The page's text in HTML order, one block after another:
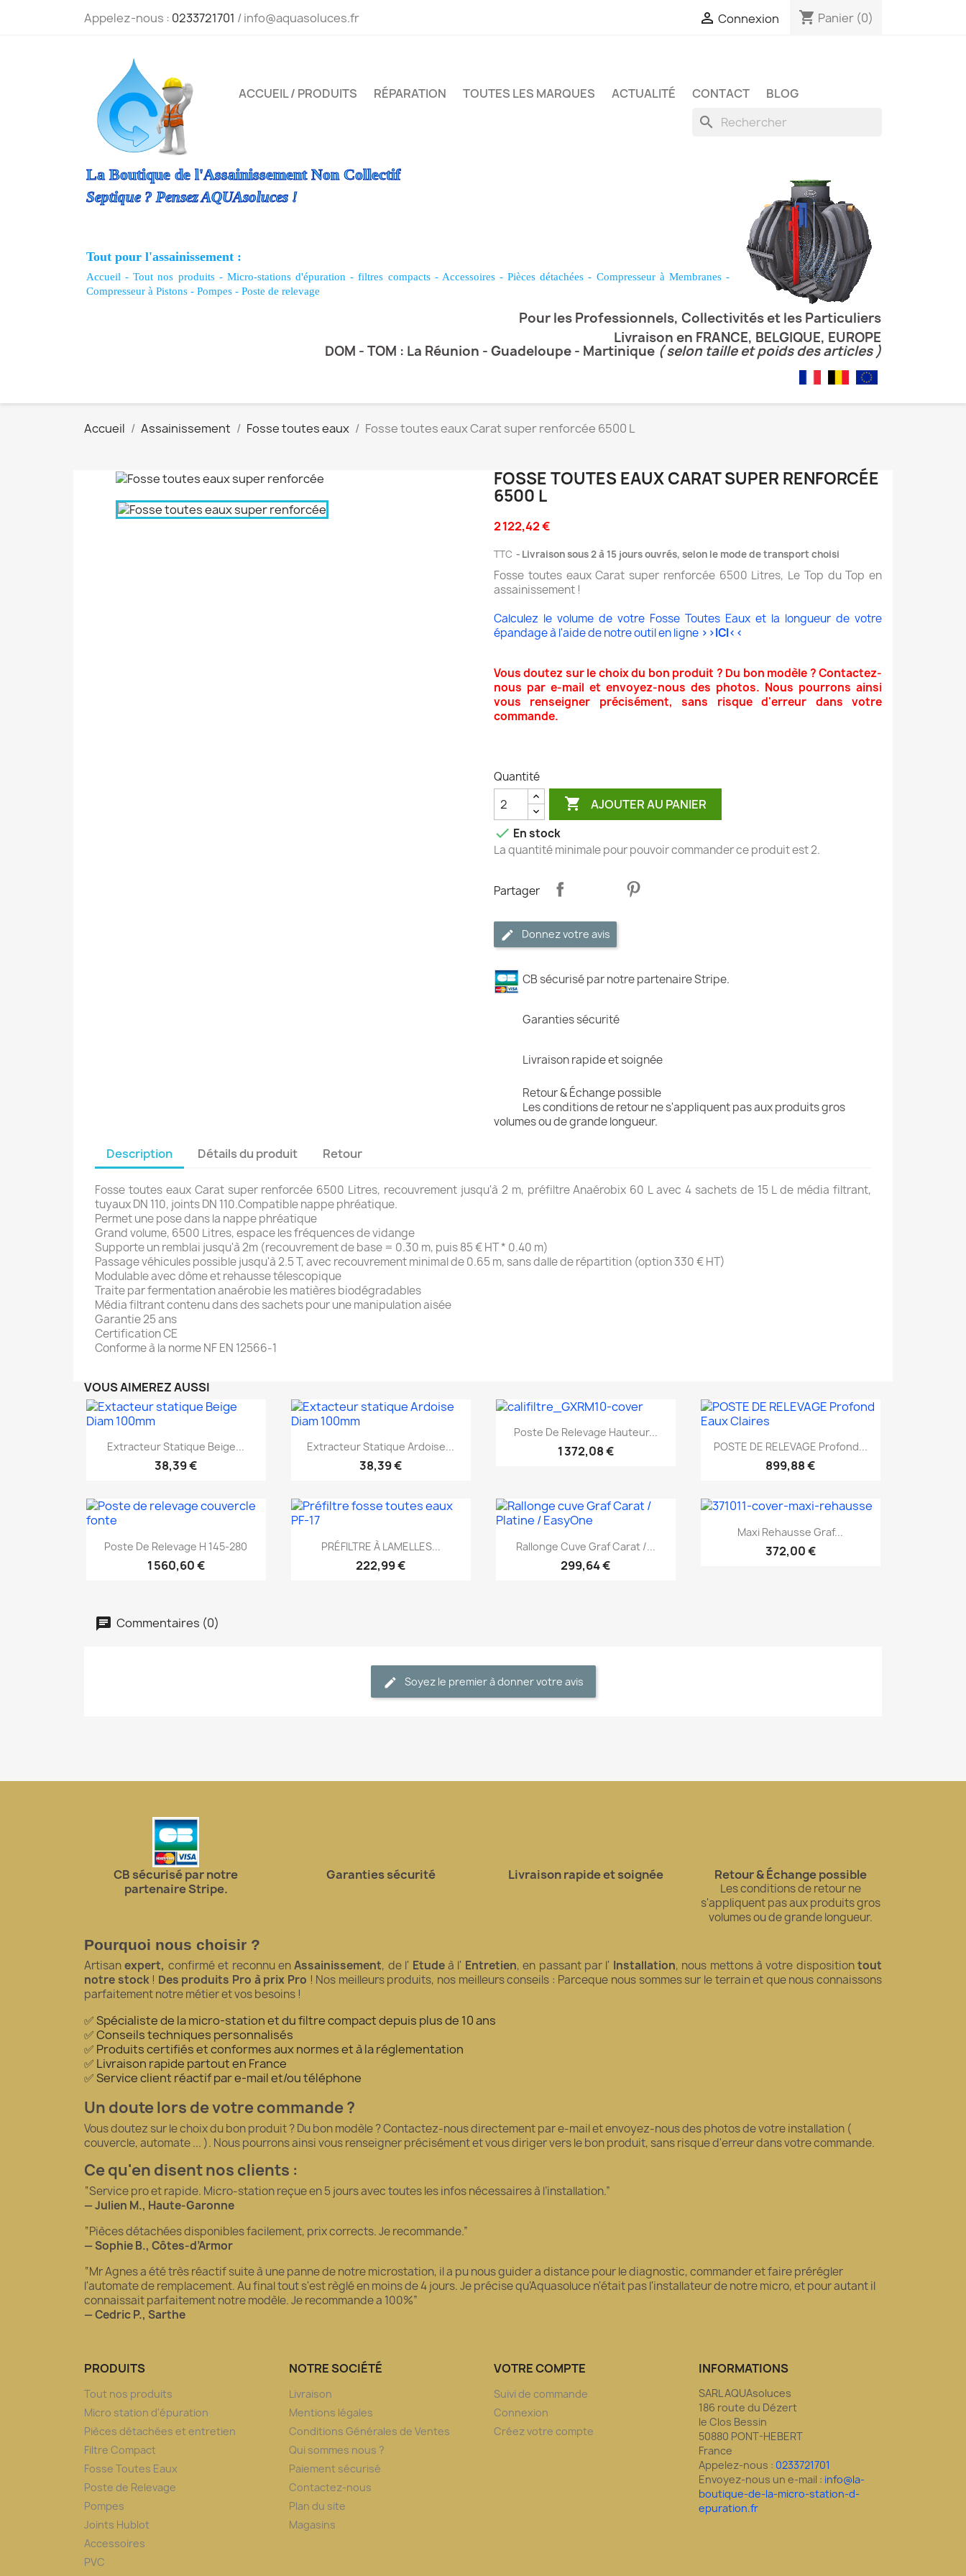
Appelez-nous : 0233721701 / info@aquasoluces.fr  Connexion shopping_cart Panier (0)
ACCUEIL / PRODUITS RÉPARATION TOUTES LES MARQUES ACTUALITÉ CONTACT BLOG
search
La Boutique de l'Assainissement Non Collectif
Septique ? Pensez AQUAsoluces !
Tout pour l'assainissement :
Accueil -Tout nos produits- Micro-stations d'épuration -filtres compacts- Accessoires-Pièces détachées - Compresseur à Membranes-
Compresseur à Pistons - Pompes - Poste de relevage
Pour les Professionnels, Collectivités et les Particuliers
Livraison en FRANCE, BELGIQUE, EUROPE
DOM - TOM : La Réunion - Guadeloupe - Martinique ( selon taille et poids des articles )
Accueil Assainissement Fosse toutes eaux Fosse toutes eaux Carat super renforcée 6500 L
FOSSE TOUTES EAUX CARAT SUPER RENFORCÉE
6500 L
2 122,42 €
TTC Livraison sous 2 à 15 jours ouvrés, selon le mode de transport choisi
Fosse toutes eaux Carat super renforcée 6500 Litres, Le Top du Top en
assainissement !
Calculez le volume de votre Fosse Toutes Eaux et la longueur de votre
épandage à l'aide de notre outil en ligne >>ICI<<
Vous doutez sur le choix du bon produit ? Du bon modèle ? Contactez-
nous par e-mail et envoyez-nous des photos. Nous pourrons ainsi
vous renseigner précisément, sans risque d'erreur dans votre
commande.
Quantité
 AJOUTER AU PANIER
 En stock
La quantité minimale pour pouvoir commander ce produit est 2.
Partager
Donnez votre avis
CB sécurisé par notre partenaire Stripe.
Garanties sécurité
Livraison rapide et soignée
Retour & Échange possible
Les conditions de retour ne s'appliquent pas aux produits gros
volumes ou de grande longueur.
Description Détails du produit Retour
Fosse toutes eaux Carat super renforcée 6500 Litres, recouvrement jusqu'à 2 m, préfiltre Anaérobix 60 L avec 4 sachets de 15 L de média filtrant,
tuyaux DN 110, joints DN 110.Compatible nappe phréatique.
Permet une pose dans la nappe phréatique
Grand volume, 6500 Litres, espace les fréquences de vidange
Supporte un remblai jusqu'à 2m (recouvrement de base = 0.30 m, puis 85 € HT * 0.40 m)
Passage véhicules possible jusqu'à 2.5 T, avec recouvrement minimal de 0.65 m, sans dalle de répartition (option 330 € HT)
Modulable avec dôme et rehausse télescopique
Traite par fermentation anaérobie les matières biodégradables
Média filtrant contenu dans des sachets pour une manipulation aisée
Garantie 25 ans
Certification CE
Conforme à la norme NF EN 12566-1
VOUS AIMEREZ AUSSI
Aperçu rapide
Extracteur Statique Beige...
38,39 €
EXCLUSIVITÉ WEB
Aperçu rapide
Extracteur Statique Ardoise...
38,39 €
EXCLUSIVITÉ WEB
Aperçu rapide
Poste De Relevage Hauteur...
1 372,08 € Aperçu rapide
POSTE DE RELEVAGE Profond...
899,88 €
Aperçu rapide
Poste De Relevage H 145-280
1 560,60 €
Aperçu rapide
PRÉFILTRE À LAMELLES...
222,99 €
Aperçu rapide
Rallonge Cuve Graf Carat /...
299,64 €
Aperçu rapide
Maxi Rehausse Graf...
372,00 €
Commentaires (0)
Soyez le premier à donner votre avis
CB sécurisé par notre
partenaire Stripe.
Garanties sécurité Livraison rapide et soignée Retour & Échange possible
Les conditions de retour ne
s'appliquent pas aux produits gros
volumes ou de grande longueur.
Pourquoi nous choisir ?
Artisanexpert, confirmé et reconnu enAssainissement, de l' Etudeà l' Entretien, en passant par l' Installation, nous mettons à votre dispositiontout
notre stock! Des produits Pro à prix Pro ! Nos meilleurs produits, nos meilleurs conseils : Parceque nous sommes sur le terrain et que nous connaissons
parfaitement notre métier et vos besoins !
✅ Spécialiste de la micro-station et du filtre compact depuis plus de 10 ans
✅ Conseils techniques personnalisés
✅ Produits certifiés et conformes aux normes et à la réglementation
✅ Livraison rapide partout en France
✅ Service client réactif par e-mail et/ou téléphone
Un doute lors de votre commande ?
Vous doutez sur le choix du bon produit ? Du bon modèle ? Contactez-nous directement par e-mail et envoyez-nous des photos de votre installation (
couvercle, automate ... ). Nous pourrons ainsi vous renseigner précisément et vous diriger vers le bon produit, sans risque d'erreur dans votre commande.
Ce qu'en disent nos clients :
“Service pro et rapide. Micro-station reçue en 5 jours avec toutes les infos nécessaires à l’installation.”
— Julien M., Haute-Garonne
“Pièces détachées disponibles facilement, prix corrects. Je recommande.”
— Sophie B., Côtes-d’Armor
“Mr Agnes a été très réactif suite à une panne de notre microstation, il a pu nous guider a distance pour le diagnostic, commander et faire prérégler
l'automate de remplacement. Au final tout s'est règlé en moins de 4 jours. Je précise qu'Aquasoluce n'était pas l'installateur de notre micro, et pour autant il
connaissait parfaitement notre modèle. Je recommande a 100%”
— Cedric P., Sarthe
PRODUITS
Tout nos produits
Micro station d'épuration
Pièces détachées et entretien
Filtre Compact
Fosse Toutes Eaux
Poste de Relevage
Pompes
Joints Hublot
Accessoires
PVC
NOTRE SOCIÉTÉ
Livraison
Mentions légales
Conditions Générales de Ventes
Qui sommes nous ?
Paiement sécurisé
Contactez-nous
Plan du site
Magasins
VOTRE COMPTE
Suivi de commande
Connexion
Créez votre compte
INFORMATIONS
SARL AQUAsoluces
186 route du Dézert
le Clos Bessin
50880 PONT-HEBERT
France
Appelez-nous : 0233721701
Envoyez-nous un e-mail : info@la-
boutique-de-la-micro-station-d-
epuration.fr